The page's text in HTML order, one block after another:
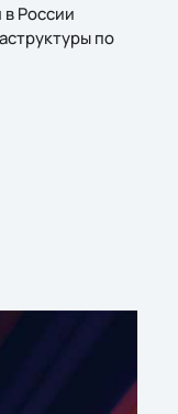
России
по